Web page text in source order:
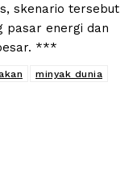
skenario tersebut
pasar energi dan
***
minyak dunia